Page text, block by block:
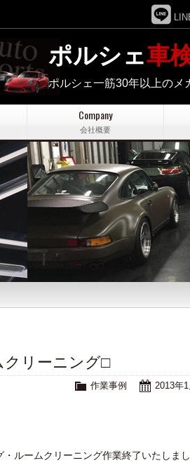
ポルシェ車
ポルシェ一筋30年以上のメ
Company
会社概要
クリーニング□
2013年1
作業事例
ルームクリーニング作業終了いたしま